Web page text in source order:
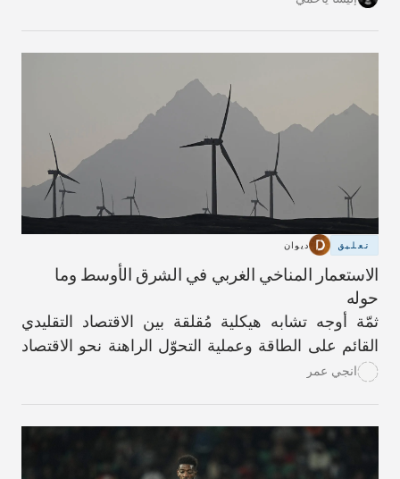
تعليق ديوان
الاستعمار المناخي الغربي في الشرق الأوسط وما
حوله
ثمّة أوجه تشابه هيكلية مُقلقة بين الاقتصاد التقليدي
القائم على الطاقة وعملية التحوّل الراهنة نحو الاقتصاد
الأخضر.انجي عمر